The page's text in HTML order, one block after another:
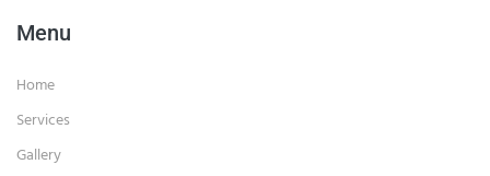
Menu
Home
Services
Gallery